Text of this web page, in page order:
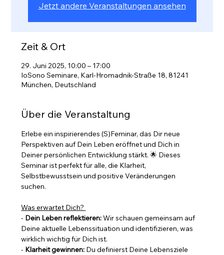
Jetzt andere Veranstaltungen ansehen
Zeit & Ort
29. Juni 2025, 10:00 – 17:00
IoSono Seminare, Karl-Hromadnik-Straße 18, 81241
München, Deutschland
Über die Veranstaltung
Erlebe ein inspirierendes (S)Feminar, das Dir neue
Perspektiven auf Dein Leben eröffnet und Dich in
Deiner persönlichen Entwicklung stärkt. 🌟 Dieses
Seminar ist perfekt für alle, die Klarheit,
Selbstbewusstsein und positive Veränderungen
suchen.
Was erwartet Dich?
- Dein Leben reflektieren: Wir schauen gemeinsam auf
Deine aktuelle Lebenssituation und identifizieren, was
wirklich wichtig für Dich ist.
- Klarheit gewinnen: Du definierst Deine Lebensziele